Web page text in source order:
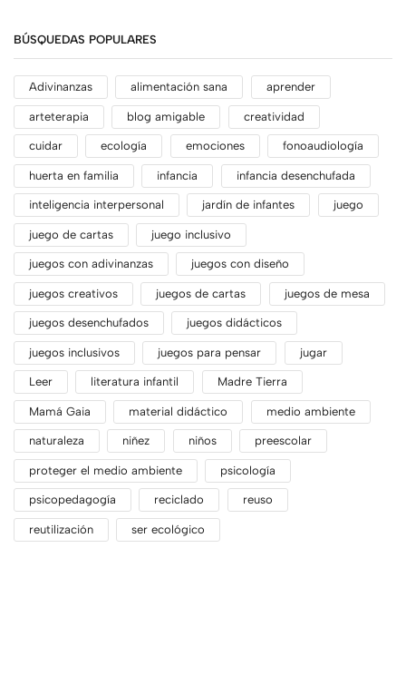
BÚSQUEDAS POPULARES
Adivinanzas alimentación sana aprender
arteterapia blog amigable creatividad
cuidar ecología emociones fonoaudiología
huerta en familia infancia infancia desenchufada
inteligencia interpersonal jardín de infantes juego
juego de cartas juego inclusivo
juegos con adivinanzas juegos con diseño
juegos creativos juegos de cartas juegos de mesa
juegos desenchufados juegos didácticos
juegos inclusivos juegos para pensar jugar
Leer literatura infantil Madre Tierra
Mamá Gaia material didáctico medio ambiente
naturaleza niñez niños preescolar
proteger el medio ambiente psicología
psicopedagogía reciclado reuso
reutilización ser ecológico